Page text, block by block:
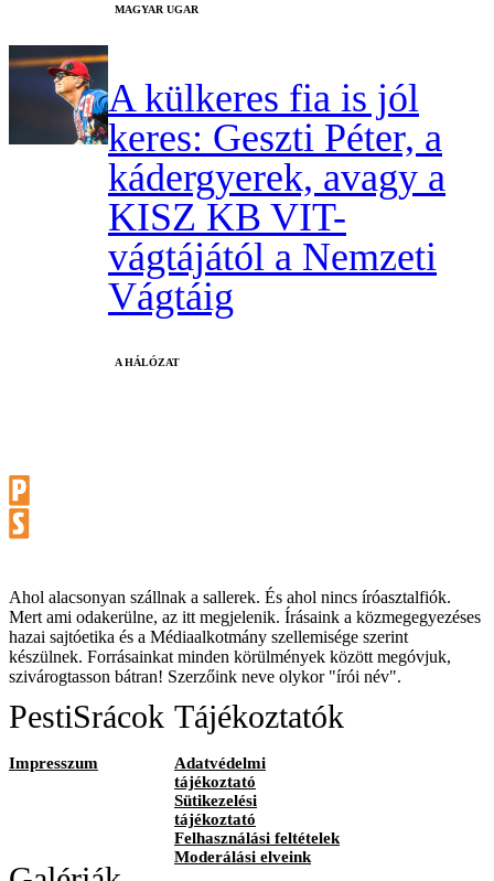
MAGYAR UGAR
A külkeres fia is jól
keres: Geszti Péter, a
kádergyerek, avagy a
KISZ KB VIT-
vágtájától a Nemzeti
Vágtáig
A HÁLÓZAT
Ahol alacsonyan szállnak a sallerek. És ahol nincs íróasztalfiók.
Mert ami odakerülne, az itt megjelenik. Írásaink a közmegegyezéses
hazai sajtóetika és a Médiaalkotmány szellemisége szerint
készülnek. Forrásainkat minden körülmények között megóvjuk,
szivárogtasson bátran! Szerzőink neve olykor "írói név".
PestiSrácok
Impresszum
Tájékoztatók
Adatvédelmi
tájékoztató
Sütikezelési
tájékoztató
Felhasználási feltételek
Moderálási elveink